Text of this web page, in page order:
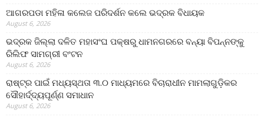
ଆଗରପଡା ମହିଳା କଲେଜ ପରିଦର୍ଶନ କଲେ ଭଦ୍ରକ ବିଧାୟକ
August 6, 2026
ଭଦ୍ରକ ଜିଲ୍ଲା ଦଳିତ ମହାସଂଘ ପକ୍ଷରୁ ଧାମନଗରରେ ବନ୍ୟା ବିପନ୍ନଙ୍କୁ
ରିଲିଫ ସାମଗ୍ରୀ ବଂଟନ
August 6, 2026
ରାଷ୍ଟ୍ର ପାଇଁ ମଧ୍ୟସ୍ଥତା ୩.୦ ମାଧ୍ୟମରେ ବିଚାରାଧୀନ ମାମଲାଗୁଡ଼ିକର
ସୌହାର୍ଦ୍ଦ୍ୟପୂର୍ଣ୍ଣ ସମାଧାନ
August 6, 2026